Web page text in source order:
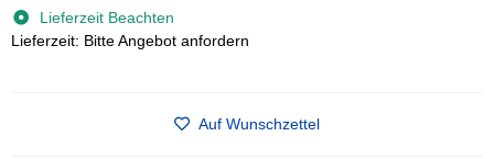
Lieferzeit Beachten
Lieferzeit: Bitte Angebot anfordern
Auf Wunschzettel